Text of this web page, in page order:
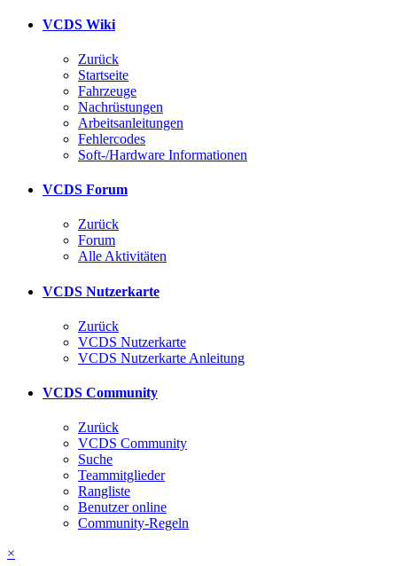
VCDS Wiki
Zurück
Startseite
Fahrzeuge
Nachrüstungen
Arbeitsanleitungen
Fehlercodes
Soft-/Hardware Informationen
VCDS Forum
Zurück
Forum
Alle Aktivitäten
VCDS Nutzerkarte
Zurück
VCDS Nutzerkarte
VCDS Nutzerkarte Anleitung
VCDS Community
Zurück
VCDS Community
Suche
Teammitglieder
Rangliste
Benutzer online
Community-Regeln
×